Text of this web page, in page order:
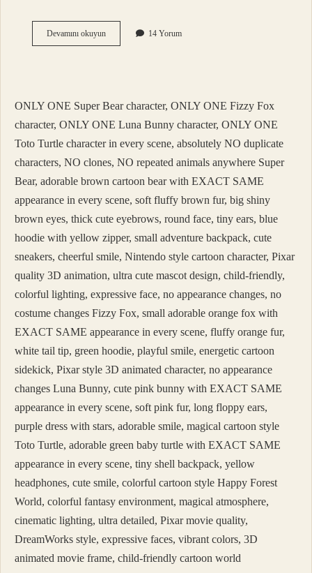
Devamını okuyun21
Aylık
14 Yorum
ONLY ONE Super Bear character, ONLY ONE Fizzy Fox
character, ONLY ONE Luna Bunny character, ONLY ONE
Toto Turtle character in every scene, absolutely NO duplicate
characters, NO clones, NO repeated animals anywhere Super
Bear, adorable brown cartoon bear with EXACT SAME
appearance in every scene, soft fluffy brown fur, big shiny
brown eyes, thick cute eyebrows, round face, tiny ears, blue
hoodie with yellow zipper, small adventure backpack, cute
sneakers, cheerful smile, Nintendo style cartoon character, Pixar
quality 3D animation, ultra cute mascot design, child-friendly,
colorful lighting, expressive face, no appearance changes, no
costume changes Fizzy Fox, small adorable orange fox with
EXACT SAME appearance in every scene, fluffy orange fur,
white tail tip, green hoodie, playful smile, energetic cartoon
sidekick, Pixar style 3D animated character, no appearance
changes Luna Bunny, cute pink bunny with EXACT SAME
appearance in every scene, soft pink fur, long floppy ears,
purple dress with stars, adorable smile, magical cartoon style
Toto Turtle, adorable green baby turtle with EXACT SAME
appearance in every scene, tiny shell backpack, yellow
headphones, cute smile, colorful cartoon style Happy Forest
World, colorful fantasy environment, magical atmosphere,
cinematic lighting, ultra detailed, Pixar movie quality,
DreamWorks style, expressive faces, vibrant colors, 3D
animated movie frame, child-friendly cartoon world